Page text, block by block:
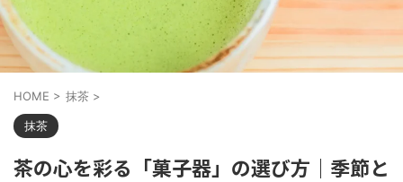
HOME > 抹茶 >
抹茶
茶の心を彩る「菓子器」の選び方｜季節と